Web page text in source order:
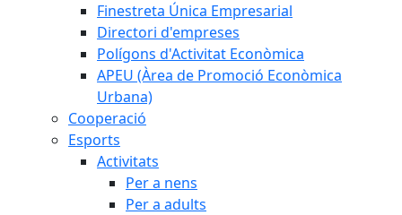
Finestreta Única Empresarial
Directori d'empreses
Polígons d'Activitat Econòmica
APEU (Àrea de Promoció Econòmica
Urbana)
Cooperació
Esports
Activitats
Per a nens
Per a adults